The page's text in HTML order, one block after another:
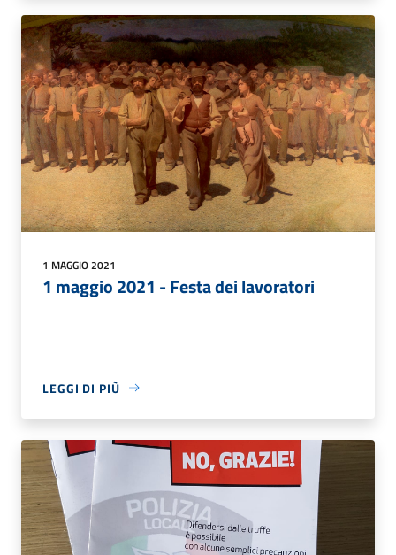
1 MAGGIO 2021
1 maggio 2021 - Festa dei lavoratori
LEGGI DI PIÙ